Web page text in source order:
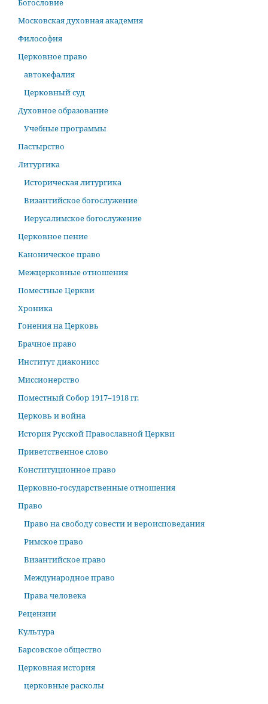
Богословие
Московская духовная академия
Философия
Церковное право
автокефалия
Церковный суд
Духовное образование
Учебные программы
Пастырство
Литургика
Историческая литургика
Византийское богослужение
Иерусалимское богослужение
Церковное пение
Каноническое право
Межцерковные отношения
Поместные Церкви
Хроника
Гонения на Церковь
Брачное право
Институт диаконисс
Миссионерство
Поместный Собор 1917–1918 гг.
Церковь и война
История Русской Православной Церкви
Приветственное слово
Конституционное право
Церковно-государственные отношения
Право
Право на свободу совести и вероисповедания
Римское право
Византийское право
Международное право
Права человека
Рецензии
Культура
Барсовское общество
Церковная история
церковные расколы